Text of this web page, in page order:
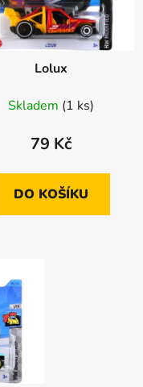
Lolux
Skladem (1 ks)
79 Kč
DO KOŠÍKU